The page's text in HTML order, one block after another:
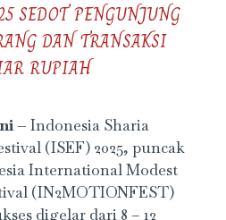
SEDOT PENGUNJUNG
DAN TRANSAKSI
RUPIAH
– Indonesia Sharia
(ISEF) 2025, puncak
International Modest
(IN2MOTIONFEST)
digelar dari 8 – 12